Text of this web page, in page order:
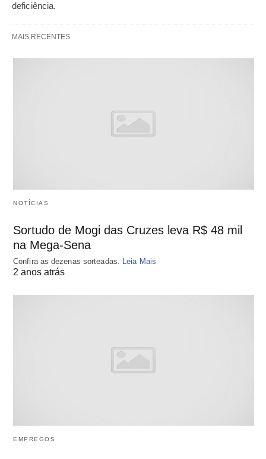
deficiência.
MAIS RECENTES
NOTÍCIAS
Sortudo de Mogi das Cruzes leva R$ 48 mil
na Mega-Sena
Confira as dezenas sorteadas. Leia Mais
2 anos atrás
EMPREGOS